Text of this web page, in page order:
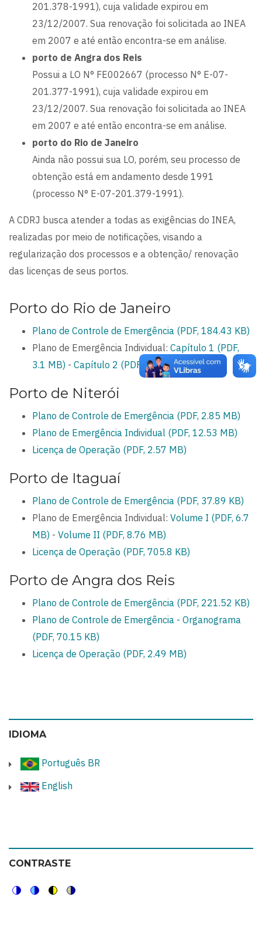
201.378-1991), cuja validade expirou em
23/12/2007. Sua renovação foi solicitada ao INEA
em 2007 e até então encontra-se em análise.
porto de Angra dos Reis
Possui a LO N° FE002667 (processo N° E-07-
201.377-1991), cuja validade expirou em
23/12/2007. Sua renovação foi solicitada ao INEA
em 2007 e até então encontra-se em análise.
porto do Rio de Janeiro
Ainda não possui sua LO, porém, seu processo de
obtenção está em andamento desde 1991
(processo N° E-07-201.379-1991).
A CDRJ busca atender a todas as exigências do INEA,
realizadas por meio de notificações, visando a
regularização dos processos e a obtenção/ renovação
das licenças de seus portos.
Porto do Rio de Janeiro
Plano de Controle de Emergência (PDF, 184.43 KB)
Plano de Emergência Individual: Capítulo 1 (PDF,
3.1 MB) - Capítulo 2 (PDF, 389.3 KB)
Porto de Niterói
Plano de Controle de Emergência (PDF, 2.85 MB)
Plano de Emergência Individual (PDF, 12.53 MB)
Licença de Operação (PDF, 2.57 MB)
Porto de Itaguaí
Plano de Controle de Emergência (PDF, 37.89 KB)
Plano de Emergência Individual: Volume I (PDF, 6.7
MB) - Volume II (PDF, 8.76 MB)
Licença de Operação (PDF, 705.8 KB)
Porto de Angra dos Reis
Plano de Controle de Emergência (PDF, 221.52 KB)
Plano de Controle de Emergência - Organograma
(PDF, 70.15 KB)
Licença de Operação (PDF, 2.49 MB)
IDIOMA
Português BR
English
CONTRASTE